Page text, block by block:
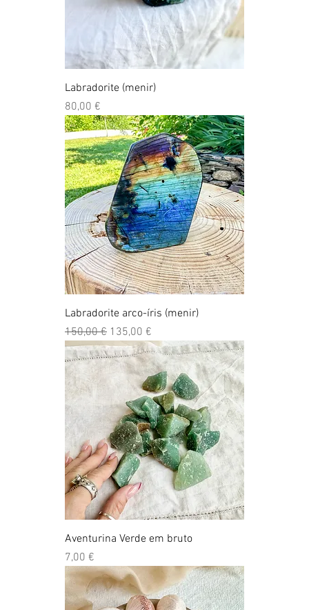
Labradorite (menir)
Preço
80,00 €
Labradorite arco-íris (menir)
Preço normal
150,00 € Preço promocional
135,00 €
Aventurina Verde em bruto
Preço
7,00 €